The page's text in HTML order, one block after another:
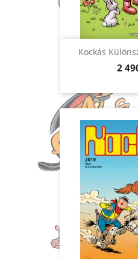
Kockás
Ár
2